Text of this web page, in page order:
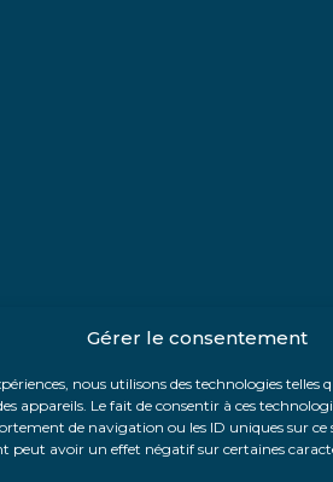
Gérer le consentement
nous utilisons des technologies telles
appareils. Le fait de consentir à ces
de navigation ou les ID uniques sur ce
peut avoir un effet négatif sur certaines